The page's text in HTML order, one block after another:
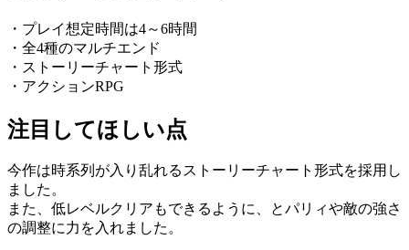
・プレイ想定時間は4～6時間
・全4種のマルチエンド
・ストーリーチャート形式
・アクションRPG
注目してほしい点
今作は時系列が入り乱れるストーリーチャート形式を採用し
ました。
また、低レベルクリアもできるように、とパリィや敵の強さ
の調整に力を入れました。